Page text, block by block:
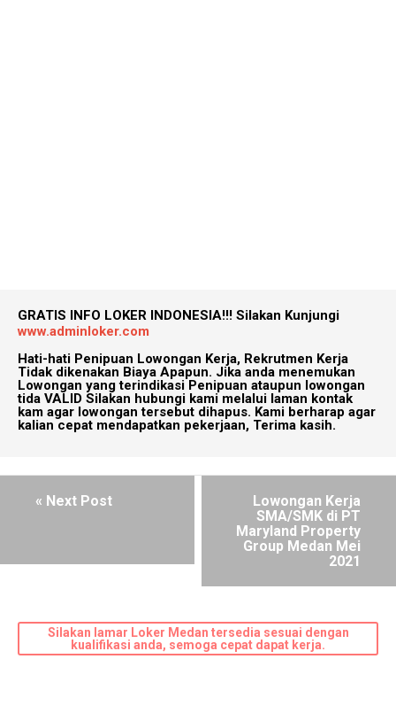
GRATIS INFO LOKER INDONESIA!!! Silakan Kunjungi
www.adminloker.com
Hati-hati Penipuan Lowongan Kerja, Rekrutmen Kerja
Tidak dikenakan Biaya Apapun. Jika anda menemukan
Lowongan yang terindikasi Penipuan ataupun lowongan
tida VALID Silakan hubungi kami melalui laman kontak
kam agar lowongan tersebut dihapus. Kami berharap agar
kalian cepat mendapatkan pekerjaan, Terima kasih.
« Next Post
Lowongan Kerja
SMA/SMK di PT
Maryland Property
Group Medan Mei
2021
Silakan lamar Loker Medan tersedia sesuai dengan
kualifikasi anda, semoga cepat dapat kerja.